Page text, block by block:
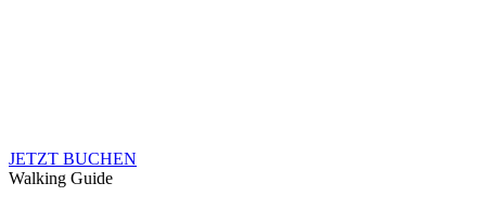
JETZT BUCHEN
Walking Guide